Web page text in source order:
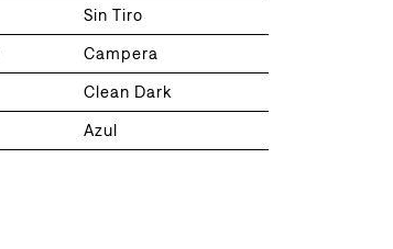
Sin Tiro
Campera
Clean Dark
Azul